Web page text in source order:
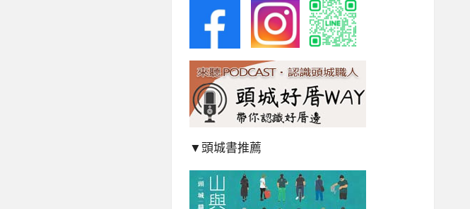
▼頭城書推薦